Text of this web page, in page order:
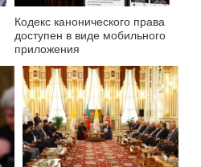
Кодекс канонического права
доступен в виде мобильного
приложения